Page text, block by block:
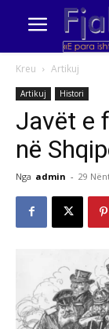
Kreu Artikuj
Artikuj Histori
Javët e
në
Nga admin - 29